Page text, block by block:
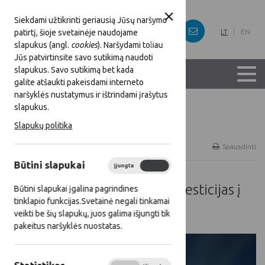
Siekdami užtikrinti geriausią Jūsų naršymo
patirtį, šioje svetainėje naudojame
slapukus (angl. cookies). Naršydami toliau
Jūs patvirtinsite savo sutikimą naudoti
slapukus. Savo sutikimą bet kada
galite atšaukti pakeisdami interneto
naršyklės nustatymus ir ištrindami įrašytus
slapukus.
Slapukų politika
Būtini slapukai Įjungta
Būtini slapukai įgalina pagrindines
tinklapio funkcijas.Svetainė negali tinkamai
veikti be šių slapukų, juos galima išjungti tik
pakeitus naršyklės nuostatas.
LT EN
Titulinis
Gerųjų projektų pavyzdžių duomenų bazė
Spausdinti
Informavimo veiklos apie investicijas į
Lietuvos kaimo ateitį